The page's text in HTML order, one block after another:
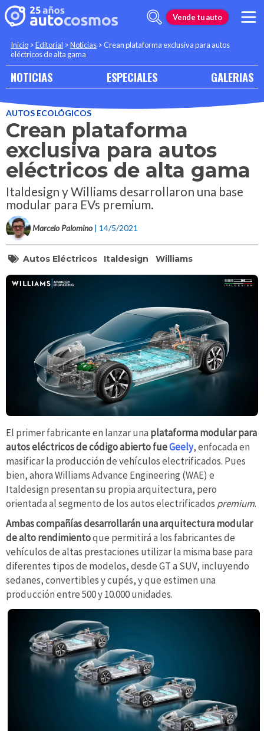
Vende tu auto
Inicio >Editorial >Noticias >Crean plataforma exclusiva para autos
eléctricos de alta gama
NOTICIAS ESPECIALES GALERIAS
AUTOS ECOLÓGICOS
Crean plataforma
exclusiva para autos
eléctricos de alta gama
Italdesign y Williams desarrollaron una base
modular para EVs premium.
Marcelo Palomino | 14/5/2021
Autos Eléctricos Italdesign Williams
El primer fabricante en lanzar una plataforma modular para
autos eléctricos de código abierto fueGeely, enfocada en
masificar la producción de vehículos electrificados. Pues
bien, ahora Williams Advance Engineering (WAE) e
Italdesign presentan su propia arquitectura, pero
orientada al segmento de los autos electrificados premium.
Ambas compañías desarrollarán una arquitectura modular
de alto rendimientoque permitirá a los fabricantes de
vehículos de altas prestaciones utilizar la misma base para
diferentes tipos de modelos, desde GT a SUV, incluyendo
sedanes, convertibles y cupés, y que estimen una
producción entre 500 y 10.000 unidades.